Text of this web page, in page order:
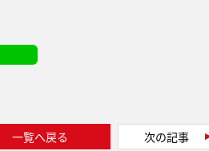
一覧へ戻る 次の記事